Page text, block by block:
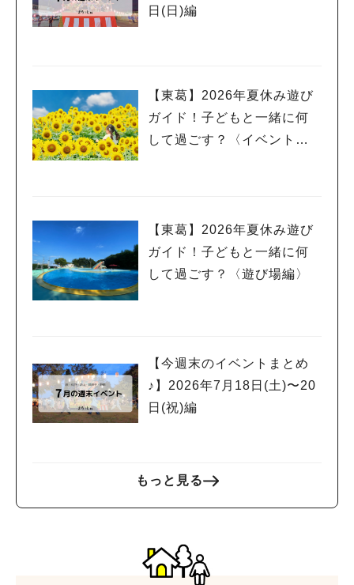
日(日)編
【東葛】2026年夏休み遊び
ガイド！子どもと一緒に何
して過ごす？〈イベント
【東葛】2026年夏休み遊び
ガイド！子どもと一緒に何
して過ごす？〈遊び場編〉
【今週末のイベントまとめ
♪】2026年7月18日(土)〜20
日(祝)編
もっと見る
#カフェ #スイーツ#パン
#イベント